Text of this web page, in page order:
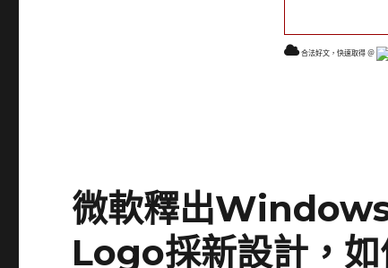
合法好文，快速取得 ＠
微軟釋出
Logo採新設計，如